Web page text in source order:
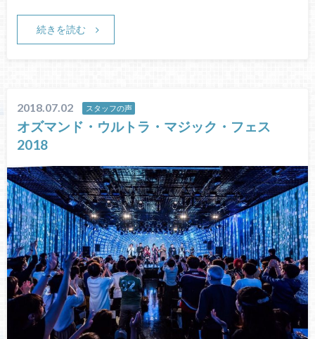
続きを読む
2018.07.02 スタッフの声
オズマンド・ウルトラ・マジック・フェス
2018